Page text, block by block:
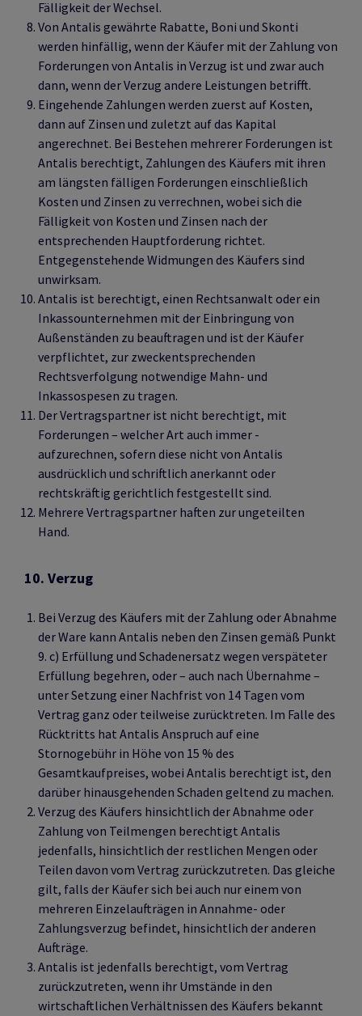
Fälligkeit der Wechsel.
Von Antalis gewährte Rabatte, Boni und Skonti
werden hinfällig, wenn der Käufer mit der Zahlung von
Forderungen von Antalis in Verzug ist und zwar auch
dann, wenn der Verzug andere Leistungen betrifft.
Eingehende Zahlungen werden zuerst auf Kosten,
dann auf Zinsen und zuletzt auf das Kapital
angerechnet. Bei Bestehen mehrerer Forderungen ist
Antalis berechtigt, Zahlungen des Käufers mit ihren
am längsten fälligen Forderungen einschließlich
Kosten und Zinsen zu verrechnen, wobei sich die
Fälligkeit von Kosten und Zinsen nach der
entsprechenden Hauptforderung richtet.
Entgegenstehende Widmungen des Käufers sind
unwirksam.
Antalis ist berechtigt, einen Rechtsanwalt oder ein
Inkassounternehmen mit der Einbringung von
Außenständen zu beauftragen und ist der Käufer
verpflichtet, zur zweckentsprechenden
Rechtsverfolgung notwendige Mahn- und
Inkassospesen zu tragen.
Der Vertragspartner ist nicht berechtigt, mit
Forderungen – welcher Art auch immer -
aufzurechnen, sofern diese nicht von Antalis
ausdrücklich und schriftlich anerkannt oder
rechtskräftig gerichtlich festgestellt sind.
Mehrere Vertragspartner haften zur ungeteilten
Hand.
10. Verzug
Bei Verzug des Käufers mit der Zahlung oder Abnahme
der Ware kann Antalis neben den Zinsen gemäß Punkt
9. c) Erfüllung und Schadenersatz wegen verspäteter
Erfüllung begehren, oder – auch nach Übernahme –
unter Setzung einer Nachfrist von 14 Tagen vom
Vertrag ganz oder teilweise zurücktreten. Im Falle des
Rücktritts hat Antalis Anspruch auf eine
Stornogebühr in Höhe von 15 % des
Gesamtkaufpreises, wobei Antalis berechtigt ist, den
darüber hinausgehenden Schaden geltend zu machen.
Verzug des Käufers hinsichtlich der Abnahme oder
Zahlung von Teilmengen berechtigt Antalis
jedenfalls, hinsichtlich der restlichen Mengen oder
Teilen davon vom Vertrag zurückzutreten. Das gleiche
gilt, falls der Käufer sich bei auch nur einem von
mehreren Einzelaufträgen in Annahme- oder
Zahlungsverzug befindet, hinsichtlich der anderen
Aufträge.
Antalis ist jedenfalls berechtigt, vom Vertrag
zurückzutreten, wenn ihr Umstände in den
wirtschaftlichen Verhältnissen des Käufers bekannt